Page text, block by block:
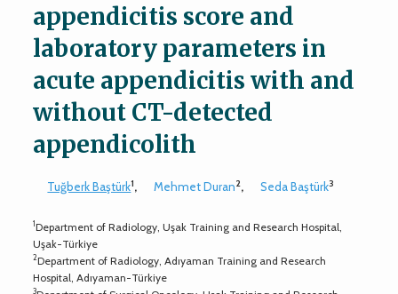
appendicitis score and
laboratory parameters in
acute appendicitis with and
without CT-detected
appendicolith
Tuğberk Baştürk1, Mehmet Duran2, Seda Baştürk3
1Department of Radiology, Uşak Training and Research Hospital,
Uşak-Türkiye
2Department of Radiology, Adıyaman Training and Research
Hospital, Adıyaman-Türkiye
3